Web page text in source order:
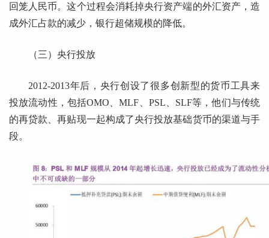
回笼人民币。这个过程会消耗掉央行资产端的外汇资产，造
成外汇占款的减少，银行超储规模的降低。
（三）央行投放
2012-2013年后，央行创设了很多创新型的货币工具来
投放流动性，包括OMO、MLF、PSL、SLF等，他们与传统
的再贷款、再贴现一起构成了央行投放基础货币的渠道与手
段。